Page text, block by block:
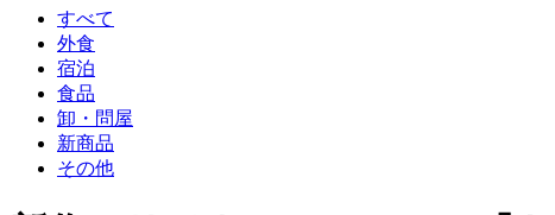
すべて
外食
宿泊
食品
卸・問屋
新商品
その他